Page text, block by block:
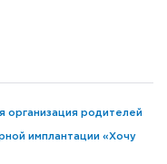
организация родителей
имплантации «Хочу